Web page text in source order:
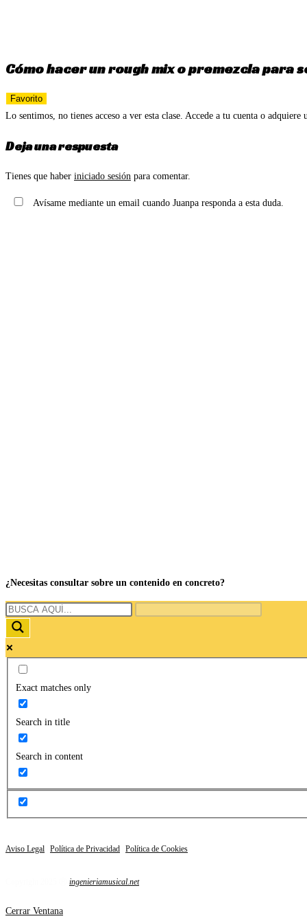
Cómo hacer un rough mix o premezcla para
Favorito
Lo sentimos, no tienes acceso a ver esta clase. Accede a tu cuenta o
Deja una respuesta
Tienes que haber iniciado sesión para comentar.
Avísame mediante un email cuando Juanpa responda a esta duda.
¿Necesitas consultar sobre un contenido en concreto?
Exact matches only
Search in title
Search in content
Aviso Legal Política de Privacidad Política de Cookies
ingenieriamusical.net
Cerrar Ventana